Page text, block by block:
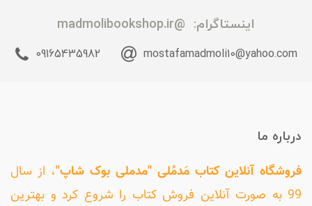
اینستاگرام: @madmolibookshop.ir
mostafamadmoli10@yahoo.com
09165435982
درباره ما
فروشگاه آنلاین کتاب مَدمُلی "مدملی بوک شاپ"، از سال
99 به صورت آنلاین فروش کتاب را شروع کرد و بهترین